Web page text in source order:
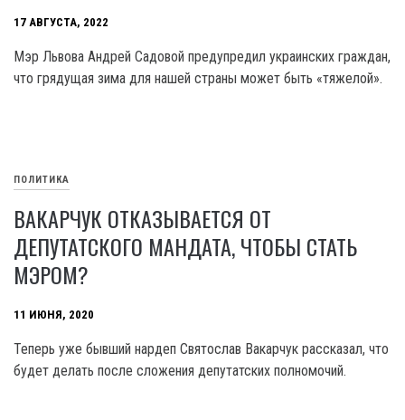
17 АВГУСТА, 2022
Мэр Львова Андрей Садовой предупредил украинских граждан,
что грядущая зима для нашей страны может быть «тяжелой».
ПОЛИТИКА
ВАКАРЧУК ОТКАЗЫВАЕТСЯ ОТ
ДЕПУТАТСКОГО МАНДАТА, ЧТОБЫ СТАТЬ
МЭРОМ?
11 ИЮНЯ, 2020
Теперь уже бывший нардеп Святослав Вакарчук рассказал, что
будет делать после сложения депутатских полномочий.